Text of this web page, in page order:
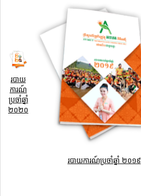
របាយ
ការណ៍
ប្រចាំឆ្នាំ
២០២០
របាយការណ៍ប្រចាំឆ្នាំ ២០១៩